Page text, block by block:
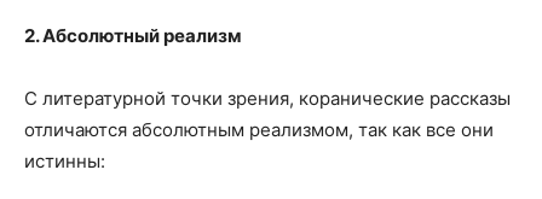
2. Абсолютный реализм
С литературной точки зрения, коранические рассказы
отличаются абсолютным реализмом, так как все они
истинны: